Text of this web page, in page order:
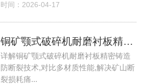
时间：2026-04-17
铜矿颚式破碎机耐磨衬板精密铸造工艺防断裂
详解铜矿颚式破碎机耐磨衬板精密铸造
防断裂技术,对比多材质性能,解决矿山断
裂损耗痛...